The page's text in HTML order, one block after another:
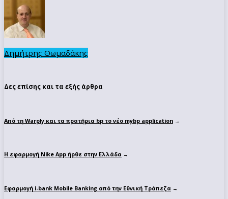
Δημήτρης Θωμαδάκης
Δες επίσης και τα εξής άρθρα
Από τη Warply και τα πρατήρια bp το νέο mybp application →
Η εφαρμογή Nike App ήρθε στην Ελλάδα →
Εφαρμογή i-bank Mobile Banking από την Εθνική Τράπεζα →